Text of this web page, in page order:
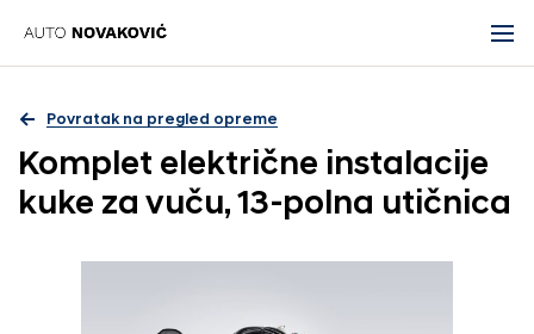
Povratak na pregled opreme
Komplet električne instalacije
kuke za vuču, 13-polna utičnica